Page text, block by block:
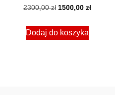
2300,00zł Pierwotna
wynosiła:
1500,00 złAktualna
Dodaj do koszyka